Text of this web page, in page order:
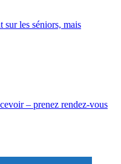
sur les séniors, mais
– prenez rendez-vous